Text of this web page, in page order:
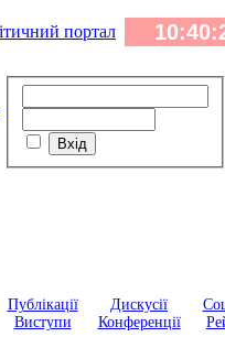
Публікації
Виступи
Дискусії
Конференції